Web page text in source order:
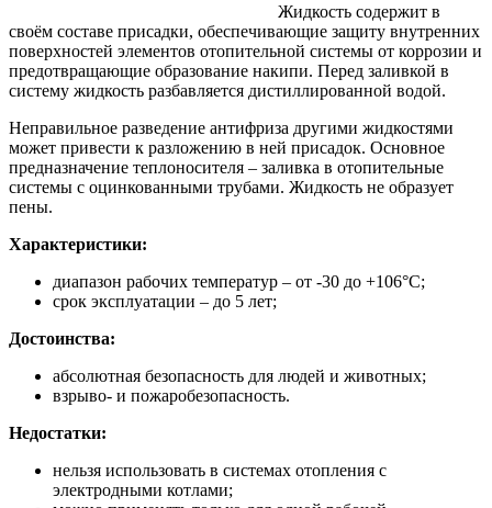
Жидкость содержит в
своём составе присадки, обеспечивающие защиту внутренних
поверхностей элементов отопительной системы от коррозии и
предотвращающие образование накипи. Перед заливкой в
систему жидкость разбавляется дистиллированной водой.
Неправильное разведение антифриза другими жидкостями
может привести к разложению в ней присадок. Основное
предназначение теплоносителя – заливка в отопительные
системы с оцинкованными трубами. Жидкость не образует
пены.
Характеристики:
диапазон рабочих температур – от -30 до +106°С;
срок эксплуатации – до 5 лет;
Достоинства:
абсолютная безопасность для людей и животных;
взрыво- и пожаробезопасность.
Недостатки:
нельзя использовать в системах отопления с
электродными котлами;